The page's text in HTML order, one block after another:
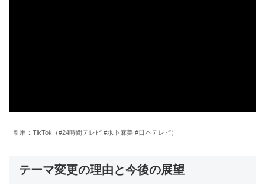
引用：TikTok（#24時間テレビ #水卜麻美 #日本テレビ）
テーマ変更の理由と今後の展望